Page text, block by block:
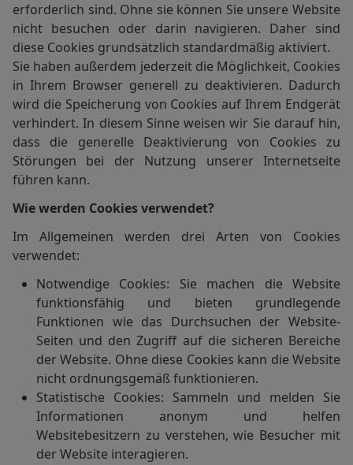
erforderlich sind. Ohne sie können Sie unsere Website
nicht besuchen oder darin navigieren. Daher sind
diese Cookies grundsätzlich standardmäßig aktiviert.
Sie haben außerdem jederzeit die Möglichkeit, Cookies
in Ihrem Browser generell zu deaktivieren. Dadurch
wird die Speicherung von Cookies auf Ihrem Endgerät
verhindert. In diesem Sinne weisen wir Sie darauf hin,
dass die generelle Deaktivierung von Cookies zu
Störungen bei der Nutzung unserer Internetseite
führen kann.
Wie werden Cookies verwendet?
Im Allgemeinen werden drei Arten von Cookies
verwendet:
Notwendige Cookies: Sie machen die Website
funktionsfähig und bieten grundlegende
Funktionen wie das Durchsuchen der Website-
Seiten und den Zugriff auf die sicheren Bereiche
der Website. Ohne diese Cookies kann die Website
nicht ordnungsgemäß funktionieren.
Statistische Cookies: Sammeln und melden Sie
Informationen anonym und helfen
Websitebesitzern zu verstehen, wie Besucher mit
der Website interagieren.